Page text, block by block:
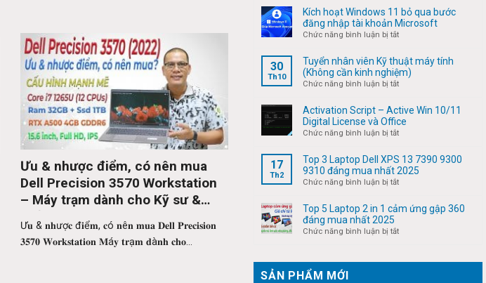
Ưu & nhược điểm, có nên mua
Dell Precision 3570 Workstation
– Máy trạm dành cho Kỹ sư &
Kiến trúc sư
Ư𝐮 & 𝐧𝐡ượ𝐜 đ𝐢ể𝐦, 𝐜ó 𝐧ê𝐧 𝐦𝐮𝐚 𝐃𝐞𝐥𝐥 𝐏𝐫𝐞𝐜𝐢𝐬𝐢𝐨𝐧
𝟑𝟓𝟕𝟎 𝐖𝐨𝐫𝐤𝐬𝐭𝐚𝐭𝐢𝐨𝐧 𝐌á𝐲 𝐭𝐫ạ𝐦 𝐝à𝐧𝐡 𝐜𝐡𝐨...
Kích hoạt Windows 11 bỏ qua bước
đăng nhập tài khoản Microsoft
Chức năng bình luận bị tắtở
hoạt
Windows
11
qua
bước
đăng
tài
khoản
Microsoft
30
Th10
Tuyển nhân viên Kỹ thuật máy tính
(Không cần kinh nghiệm)
Chức năng bình luận bị tắtở
nhân
viên
Kỹ
máy
tính
(Không
kinh
nghiệm)
Activation Script – Active Win 10/11
Digital License và Office
Chức năng bình luận bị tắtở
Script
–
Active
10/11
License
17
Th2
Top 3 Laptop Dell XPS 13 7390 9300
9310 đáng mua nhất 2025
Chức năng bình luận bị tắtở
3
Dell
7390
Top 5 Laptop 2 in 1 cảm ứng gập 360
đáng mua nhất 2025
Chức năng bình luận bị tắtở
SẢN PHẨM MỚI